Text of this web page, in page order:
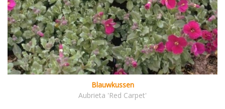
Blauwkussen
Aubrieta 'Red Carpet'